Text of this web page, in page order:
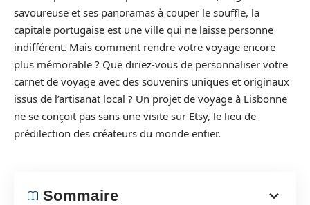
savoureuse et ses panoramas à couper le souffle, la
capitale portugaise est une ville qui ne laisse personne
indifférent. Mais comment rendre votre voyage encore
plus mémorable ? Que diriez-vous de personnaliser votre
carnet de voyage avec des souvenirs uniques et originaux
issus de l’artisanat local ? Un projet de voyage à Lisbonne
ne se conçoit pas sans une visite sur Etsy, le lieu de
prédilection des créateurs du monde entier.
Sommaire